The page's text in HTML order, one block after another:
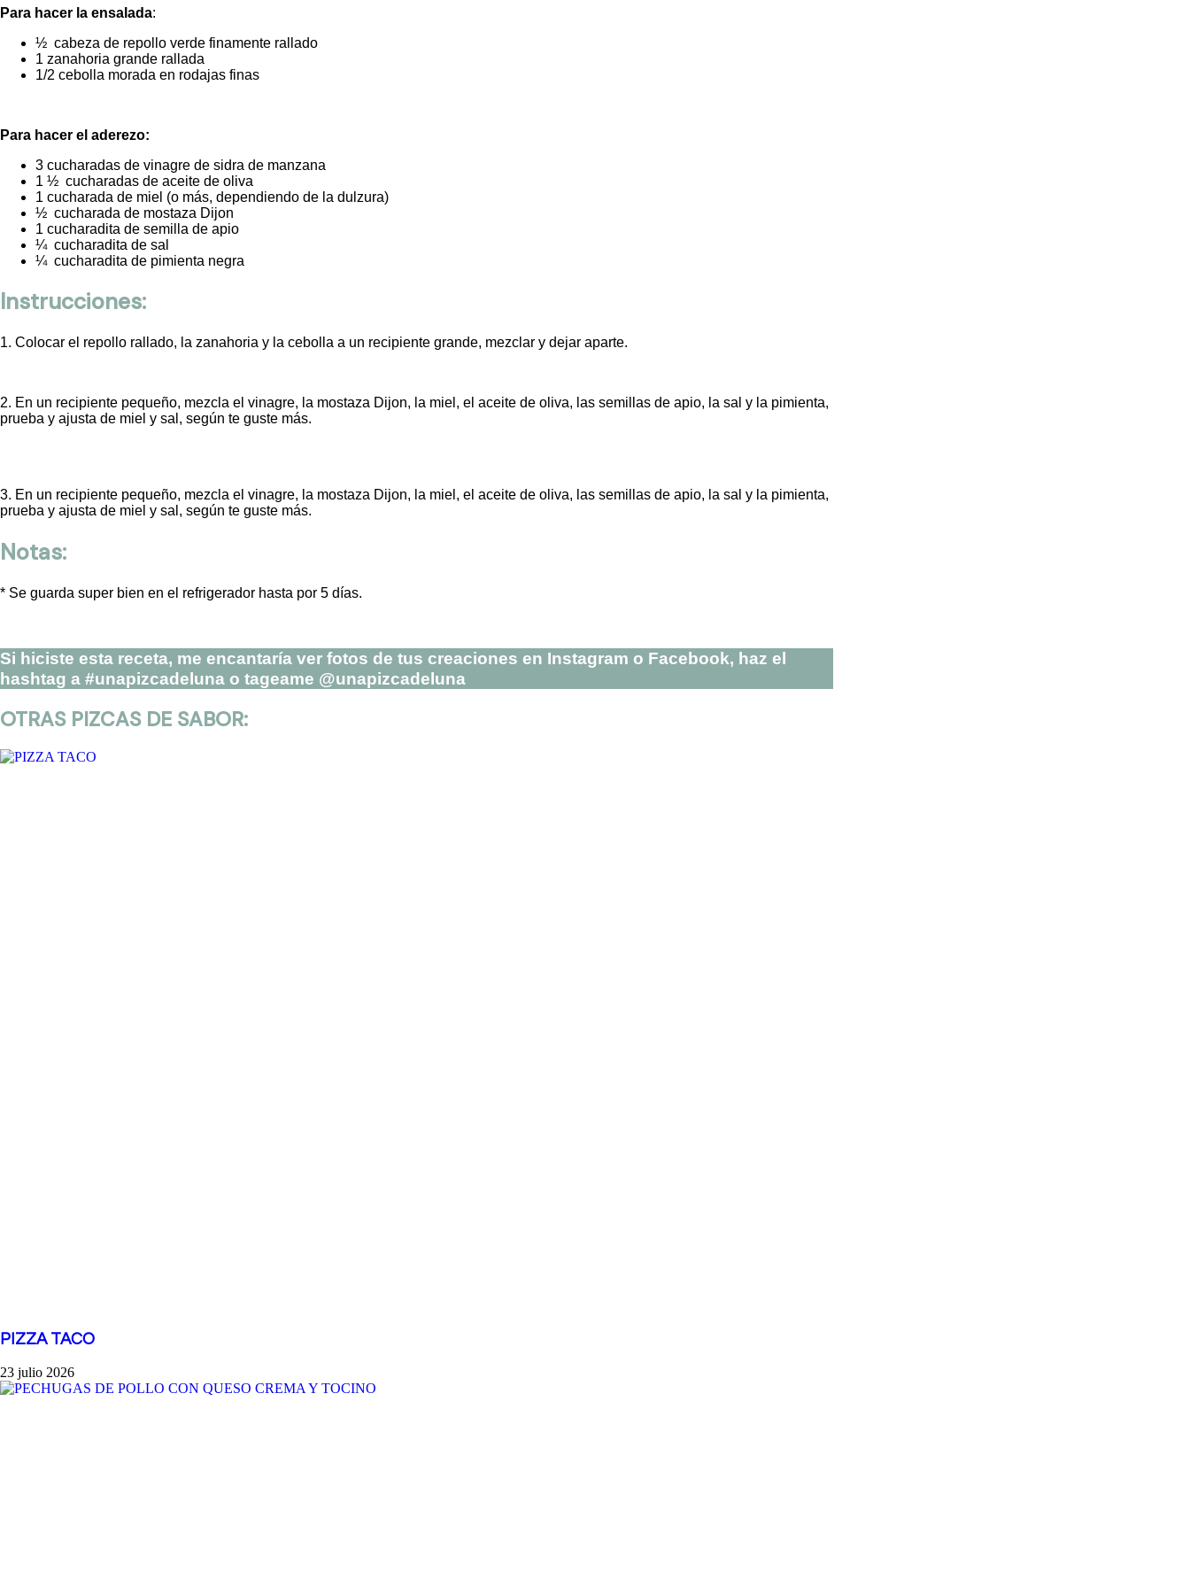
Para hacer la ensalada:
½ cabeza de repollo verde finamente rallado
1 zanahoria grande rallada
1/2 cebolla morada en rodajas finas
Para hacer el aderezo:
3 cucharadas de vinagre de sidra de manzana
1 ½ cucharadas de aceite de oliva
1 cucharada de miel (o más, dependiendo de la dulzura)
½ cucharada de mostaza Dijon
1 cucharadita de semilla de apio
¼ cucharadita de sal
¼ cucharadita de pimienta negra
Instrucciones:
1. Colocar el repollo rallado, la zanahoria y la cebolla a un recipiente grande, mezclar y dejar aparte.
2. En un recipiente pequeño, mezcla el vinagre, la mostaza Dijon, la miel, el aceite de oliva, las semillas de apio, la sal y la pimienta,
prueba y ajusta de miel y sal, según te guste más.
3. En un recipiente pequeño, mezcla el vinagre, la mostaza Dijon, la miel, el aceite de oliva, las semillas de apio, la sal y la pimienta,
prueba y ajusta de miel y sal, según te guste más.
Notas:
* Se guarda super bien en el refrigerador hasta por 5 días.
Si hiciste esta receta, me encantaría ver fotos de tus creaciones en Instagram o Facebook, haz el
hashtag a #unapizcadeluna o tageame @unapizcadeluna
OTRAS PIZCAS DE SABOR:
PIZZA TACO
23 julio 2026